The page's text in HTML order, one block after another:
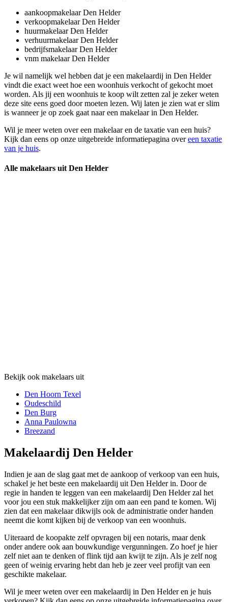
aankoopmakelaar Den Helder
verkoopmakelaar Den Helder
huurmakelaar Den Helder
verhuurmakelaar Den Helder
bedrijfsmakelaar Den Helder
vnm makelaar Den Helder
Je wil namelijk wel hebben dat je een makelaardij in Den Helder
vindt die exact weet hoe een woonhuis verkocht of gekocht moet
worden. Als jij een woonhuis te koop wilt zetten zal je zeker weten
deze site eens goed door moeten lezen. Wij laten je zien wat er slim
is wanneer je op zoek gaat naar een makelaar in Den Helder.
Wil je meer weten over een makelaar en de taxatie van een huis?
Kijk dan eens op onze uitgebreide informatiepagina overeen taxatie
van je huis.
Alle makelaars uit Den Helder
Bekijk ook makelaars uit
Den Hoorn Texel
Oudeschild
Den Burg
Anna Paulowna
Breezand
Makelaardij Den Helder
Indien je aan de slag gaat met de aankoop of verkoop van een huis,
schakel je het beste een makelaardij uit Den Helder in. Door de
regie in handen te leggen van een makelaardij Den Helder zal het
voor jou een stuk makkelijker zijn om aan een pand te komen. Wij
zien dat een makelaar dikwijls ook de administratie onder handen
neemt die komt kijken bij de verkoop van een woonhuis.
Uiteraard de koopakte zelf opvragen bij een notaris, maar denk
onder andere ook aan bouwkundige vergunningen. Zo hoef je hier
zelf niet aan te denken of flink tijd aan kwijt te zijn. Als je zelf nog
geen of weinig ervaring hebt dan heb je zeer veel profijt van een
geschikte makelaar.
Wil je meer weten over een makelaardij in Den Helder en je huis